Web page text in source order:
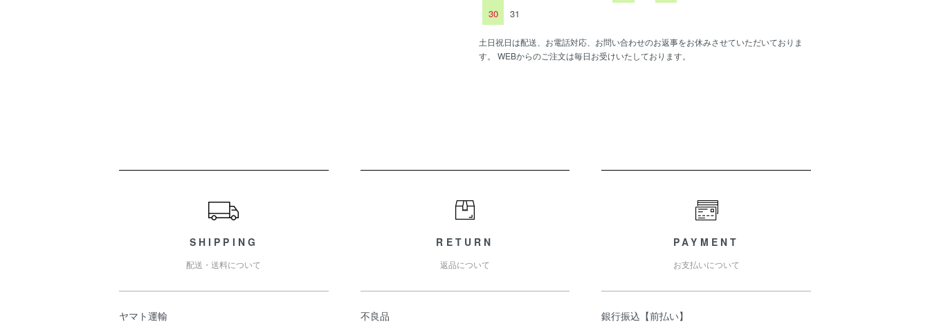
30
31
土日祝日は配送、お電話対応、お問い合わせのお返事をお休みさせていただいておりま
す。 WEBからのご注文は毎日お受けいたしております。
SHIPPING
配送・送料について
ヤマト運輸
RETURN
返品について
不良品
PAYMENT
お支払いについて
銀行振込【前払い】